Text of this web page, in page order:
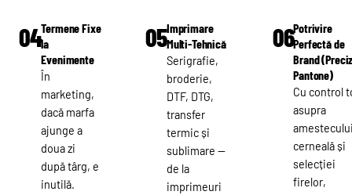
04Termene Fixe
la
Evenimente
În
marketing,
dacă marfa
ajunge a
doua zi
după târg, e
inutilă.
05Imprimare
Multi-Tehnică
Serigrafie,
broderie,
DTF, DTG,
transfer
termic și
sublimare —
de la
imprimeuri
06Potrivire
Perfectă de
Brand
Pantone)
Cu control
asupra
cerneală și
selecției
firelor,